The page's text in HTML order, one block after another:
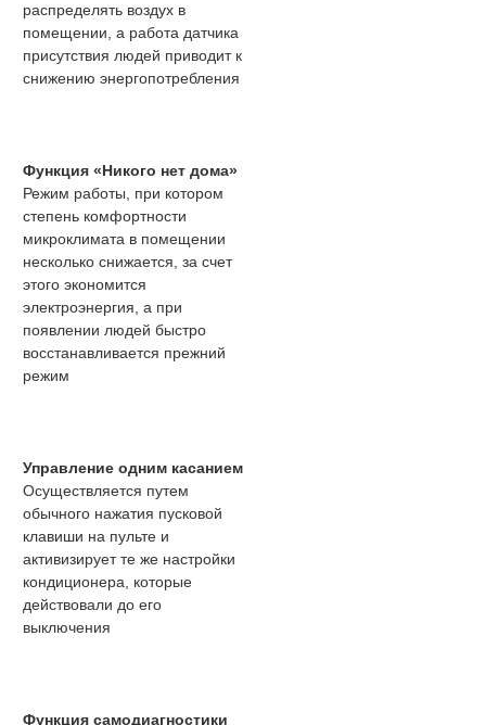
распределять воздух в
помещении, а работа датчика
присутствия людей приводит к
снижению энергопотребления
Функция «Никого нет дома»
Режим работы, при котором
степень комфортности
микроклимата в помещении
несколько снижается, за счет
этого экономится
электроэнергия, а при
появлении людей быстро
восстанавливается прежний
режим
Управление одним касанием
Осуществляется путем
обычного нажатия пусковой
клавиши на пульте и
активизирует те же настройки
кондиционера, которые
действовали до его
выключения
Функция самодиагностики